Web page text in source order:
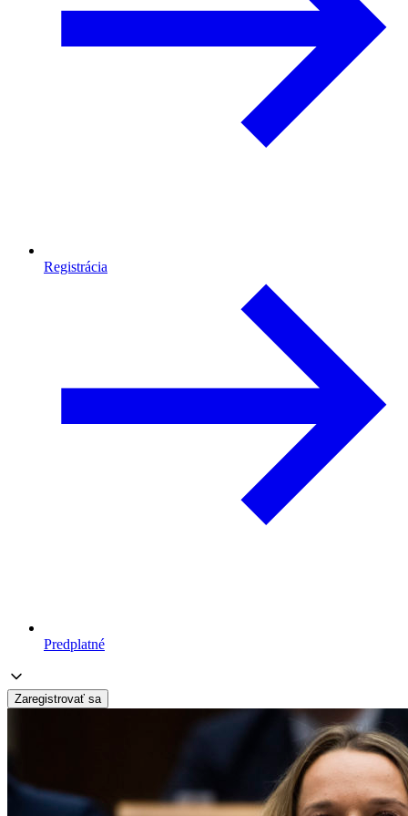
Registrácia
Predplatné
Zaregistrovať sa